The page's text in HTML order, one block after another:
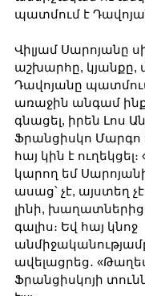
պատմում է
Վիլյամ Սարոյանը
աշխարհը, կյանքը,
Դավոյանը
առաջին անգամ
գնացել, իրեն Լոս
Ֆրանցիսկո Մարգո
հայ կին է
կարող եմ
ասաց՝ չէ, այստեղ
լինի, խաղատներից
գալիս։ Եվ հայ կնոջ
ավելացրեց․
Ֆրանցիսկոյի